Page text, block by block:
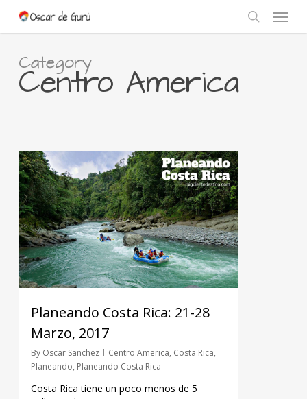
main
search
Menu
Category
Centro America
Planeando Costa Rica: 21-28
Marzo, 2017
By Oscar Sanchez Centro America, Costa Rica,
Planeando, Planeando Costa Rica
Costa Rica tiene un poco menos de 5